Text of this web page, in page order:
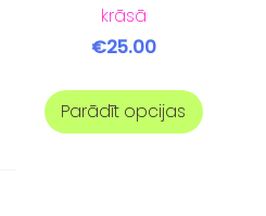
krāsā
€25.00
Parādīt opcijas